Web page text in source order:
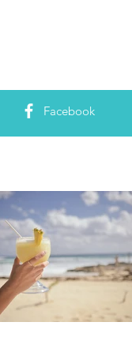
Facebook